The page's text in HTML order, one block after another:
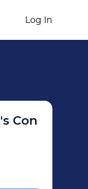
Log In
's Con